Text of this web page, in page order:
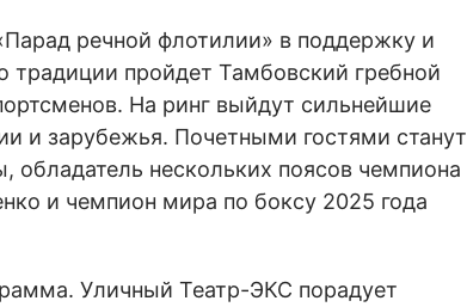
речной флотилии» в поддержку и
пройдет Тамбовский гребной
На ринг выйдут сильнейшие
и зарубежья. Почетными гостями станут
нескольких поясов чемпиона
и чемпион мира по боксу 2025 года
Уличный Театр-ЭКС порадует